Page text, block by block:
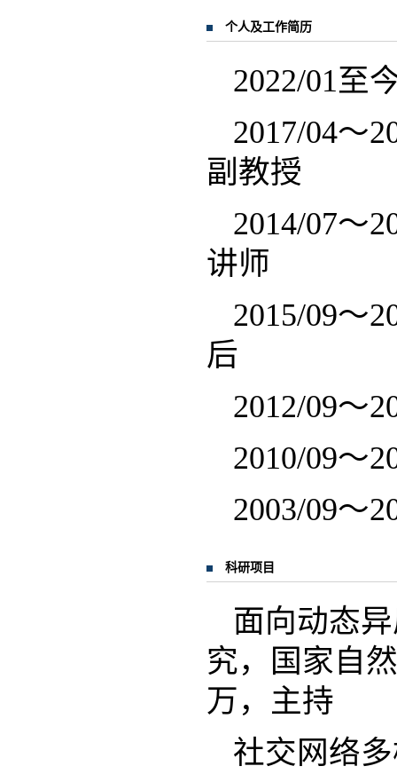
个人及工作简历
2022/01至
2017/04～
副教授
2014/07～
讲师
2015/09～
后
2012/09～
2010/09～
2003/09～
科研项目
面向动态
究，国家自
万，主持
社交网络